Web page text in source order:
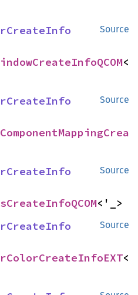
Source
<
Source
Source
<'_>
Source
<